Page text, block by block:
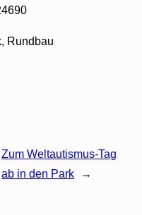
Rundbau
Zum Weltautismus-Tag
ab in den Park
→